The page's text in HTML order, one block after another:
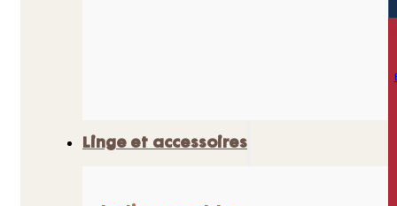
Linge et accessoires